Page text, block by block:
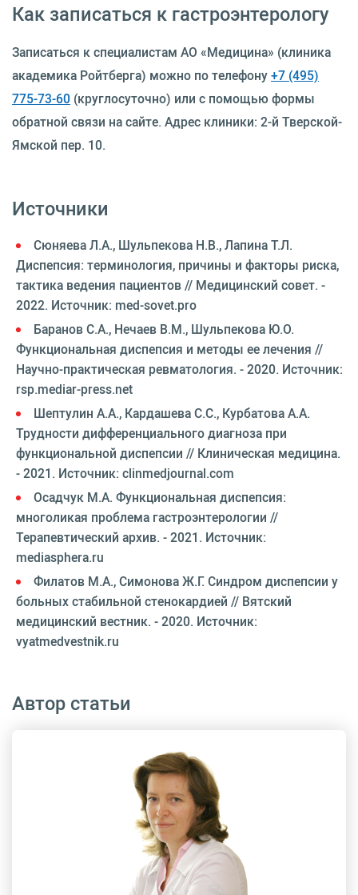
Как записаться к гастроэнтерологу
Записаться к специалистам АО «Медицина» (клиника
академика Ройтберга) можно по телефону+7 (495)
775-73-60 (круглосуточно) или с помощью формы
обратной связи на сайте. Адрес клиники: 2-й Тверской-
Ямской пер. 10.
Источники
Сюняева Л.А., Шульпекова Н.В., Лапина Т.Л.
Диспепсия: терминология, причины и факторы риска,
тактика ведения пациентов // Медицинский совет. -
2022. Источник: med-sovet.pro
Баранов С.А., Нечаев В.М., Шульпекова Ю.О.
Функциональная диспепсия и методы ее лечения //
Научно-практическая ревматология. - 2020. Источник:
rsp.mediar-press.net
Шептулин А.А., Кардашева С.С., Курбатова А.А.
Трудности дифференциального диагноза при
функциональной диспепсии // Клиническая медицина.
- 2021. Источник: clinmedjournal.com
Осадчук М.А. Функциональная диспепсия:
многоликая проблема гастроэнтерологии //
Терапевтический архив. - 2021. Источник:
mediasphera.ru
Филатов М.А., Симонова Ж.Г. Синдром диспепсии у
больных стабильной стенокардией // Вятский
медицинский вестник. - 2020. Источник:
vyatmedvestnik.ru
Автор статьи